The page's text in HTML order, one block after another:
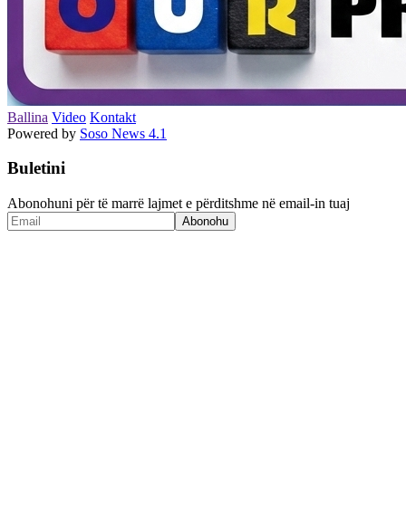
Ballina Video Kontakt
Powered by Soso News 4.1
Buletini
Abonohuni për të marrë lajmet e përditshme në email-in tuaj
Abonohu